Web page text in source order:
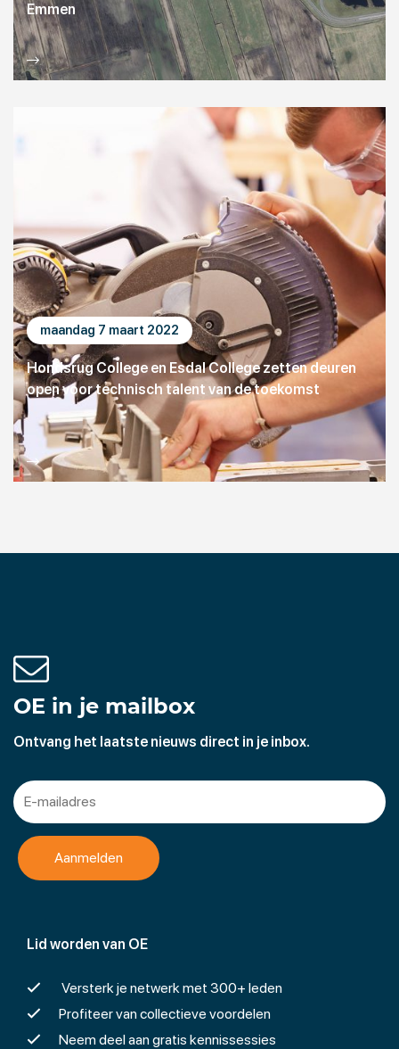
Emmen
maandag 7 maart 2022
Hondsrug College en Esdal College zetten deuren
open voor technisch talent van de toekomst
Lid worden van OE
Versterk je netwerk met 300+ leden
Profiteer van collectieve voordelen
Neem deel aan gratis kennissessies
OE in je mailbox
Ontvang het laatste nieuws direct in je inbox.